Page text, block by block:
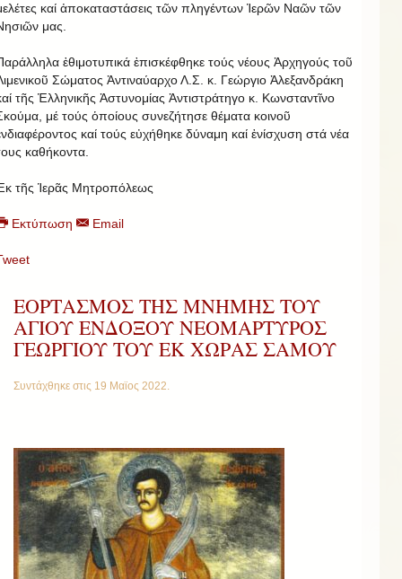
καί ἀποκαταστάσεις τῶν πληγέντων Ἱερῶν Ναῶν τῶν
μας.
ἐθιμοτυπικά ἐπισκέφθηκε τούς νέους Ἀρχηγούς τοῦ
Σώματος Ἀντιναύαρχο Λ.Σ. κ. Γεώργιο Ἀλεξανδράκη
τῆς Ἑλληνικῆς Ἀστυνομίας Ἀντιστράτηγο κ. Κωνσταντῖνο
μέ τούς ὁποίους συνεζήτησε θέματα κοινοῦ
καί τούς εὐχήθηκε δύναμη καί ἐνίσχυση στά νέα
καθήκοντα.
τῆς Ἱερᾶς Μητροπόλεως
Εκτύπωση Email
ΕΟΡΤΑΣΜΟΣ ΤΗΣ ΜΝΗΜΗΣ ΤΟΥ
ΑΓΙΟΥ ΕΝΔΟΞΟΥ ΝΕΟΜΑΡΤΥΡΟΣ
ΓΕΩΡΓΙΟΥ ΤΟΥ ΕΚ ΧΩΡΑΣ ΣΑΜΟΥ
Συντάχθηκε στις 19 Μαϊος 2022.